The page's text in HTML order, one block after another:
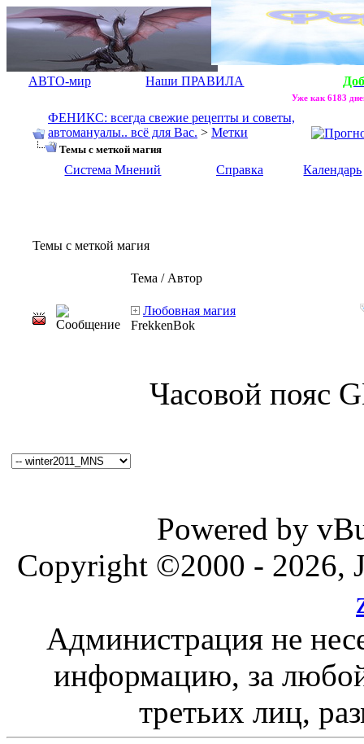
АВТО-мир Наши ПРАВИЛА
Уже как 6183
ФЕНИКС: всегда свежие рецепты и советы,
автомануалы.. всё для Вас. > Метки
Темы с меткой магия
Система Мнений Справка Календарь
Темы с меткой магия
Тема / Автор
Любовная магия
FrekkenBok
Часовой пояс
Powered by
Copyright ©2000 - 2026,
Администрация не
информацию, за любой
третьих лиц,